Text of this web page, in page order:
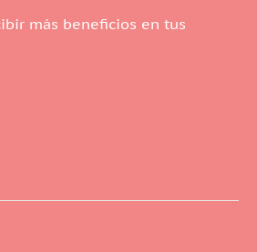
más beneficios en tus